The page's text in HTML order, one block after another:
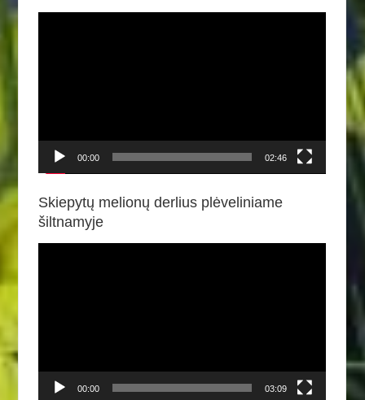
00:00 02:46
Skiepytų melionų derlius plėveliniame
šiltnamyje
00:00 03:09